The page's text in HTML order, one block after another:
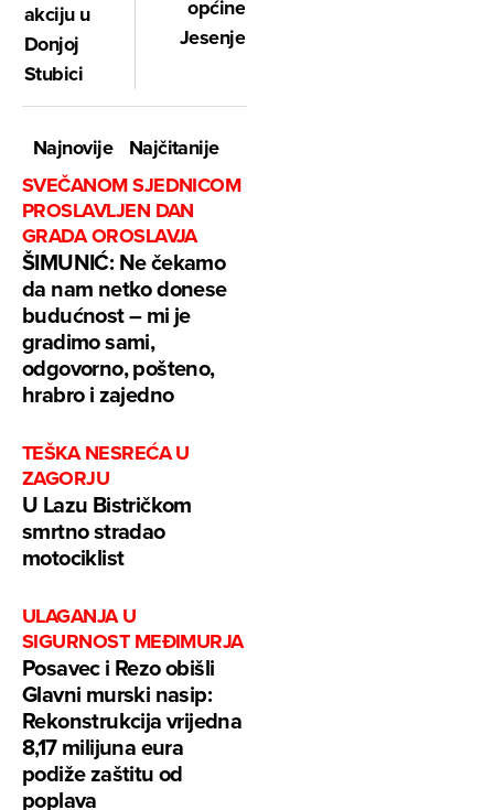
akciju u
Donjoj
Stubici
općine
Jesenje
Najnovije
Najčitanije
SVEČANOM SJEDNICOM
PROSLAVLJEN DAN
GRADA OROSLAVJA
ŠIMUNIĆ: Ne čekamo
da nam netko donese
budućnost – mi je
gradimo sami,
odgovorno, pošteno,
hrabro i zajedno
TEŠKA NESREĆA U
ZAGORJU
U Lazu Bistričkom
smrtno stradao
motociklist
ULAGANJA U
SIGURNOST MEĐIMURJA
Posavec i Rezo obišli
Glavni murski nasip:
Rekonstrukcija vrijedna
8,17 milijuna eura
podiže zaštitu od
poplava